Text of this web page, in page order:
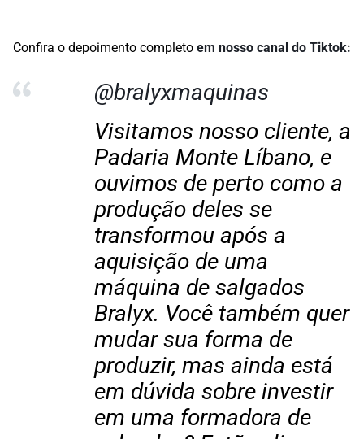
Confira o depoimento completo em nosso canal do Tiktok:
@bralyxmaquinas
Visitamos nosso cliente, a
Padaria Monte Líbano, e
ouvimos de perto como a
produção deles se
transformou após a
aquisição de uma
máquina de salgados
Bralyx. Você também quer
mudar sua forma de
produzir, mas ainda está
em dúvida sobre investir
em uma formadora de